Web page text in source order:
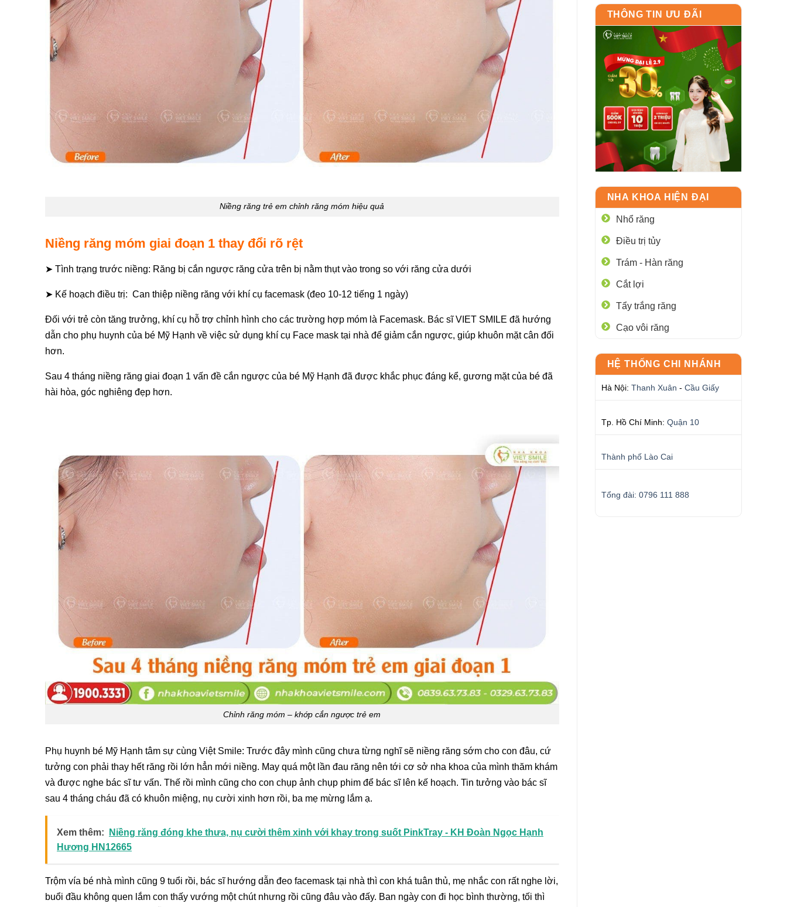
Niềng răng trẻ em chỉnh răng móm hiệu quả
Niềng răng móm giai đoạn 1 thay đổi rõ rệt
➤ Tình trạng trước niềng: Răng bị cắn ngược răng cửa trên bị nằm thụt vào trong so với răng cửa dưới
➤ Kế hoạch điều trị: Can thiệp niềng răng với khí cụ facemask (đeo 10-12 tiếng 1 ngày)
Đối với trẻ còn tăng trưởng, khí cụ hỗ trợ chỉnh hình cho các trường hợp móm là Facemask. Bác sĩ VIET SMILE đã hướng
dẫn cho phụ huynh của bé Mỹ Hạnh về việc sử dụng khí cụ Face mask tại nhà để giảm cắn ngược, giúp khuôn mặt cân đối
hơn.
Sau 4 tháng niềng răng giai đoạn 1 vấn đề cắn ngược của bé Mỹ Hạnh đã được khắc phục đáng kể, gương mặt của bé đã
hài hòa, góc nghiêng đẹp hơn.
Chỉnh răng móm – khớp cắn ngược trẻ em
Phụ huynh bé Mỹ Hạnh tâm sự cùng Việt Smile: Trước đây mình cũng chưa từng nghĩ sẽ niềng răng sớm cho con đâu, cứ
tưởng con phải thay hết răng rồi lớn hẳn mới niềng. May quá một lần đau răng nên tới cơ sở nha khoa của mình thăm khám
và được nghe bác sĩ tư vấn. Thế rồi mình cũng cho con chụp ảnh chụp phim để bác sĩ lên kế hoạch. Tin tưởng vào bác sĩ
sau 4 tháng cháu đã có khuôn miệng, nụ cười xinh hơn rồi, ba mẹ mừng lắm ạ.
Xem thêm:
Niềng răng đóng khe thưa, nụ cười thêm xinh với khay trong suốt PinkTray - KH Đoàn Ngọc Hạnh
Hương HN12665
Trộm vía bé nhà mình cũng 9 tuổi rồi, bác sĩ hướng dẫn đeo facemask tại nhà thì con khá tuân thủ, mẹ nhắc con rất nghe lời,
buổi đầu không quen lắm con thấy vướng một chút nhưng rồi cũng đâu vào đấy. Ban ngày con đi học bình thường, tối thì
THÔNG TIN ƯU ĐÃI
NHA KHOA HIỆN ĐẠI
Nhổ răng
Điều trị tủy
Trám - Hàn răng
Cắt lợi
Tẩy trắng răng
Cạo vôi răng
HỆ THỐNG CHI NHÁNH
Hà Nội: Thanh Xuân - Cầu Giấy
Tp. Hồ Chí Minh: Quận 10
Thành phố Lào Cai
Tổng đài: 0796 111 888